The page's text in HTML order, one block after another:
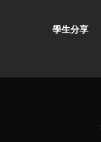
學生分享